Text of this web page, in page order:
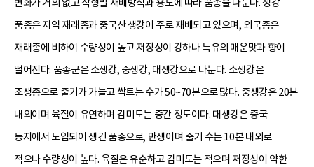
변화가 거의 없고 작형별 재배방식과 용도에 따라 품종을 나눈다. 생강
품종은 지역 재래종과 중국산 생강이 주로 재배되고 있으며, 외국종은
재래종에 비하여 수량성이 높고 저장성이 강하나 특유의 매운맛과 향이
떨어진다. 품종군은 소생강, 중생강, 대생강으로 나눈다. 소생강은
조생종으로 줄기가 가늘고 싹트는 수가 50~70본으로 많다. 중생강은 20본
내외이며 육질이 유연하며 감미도는 중간 정도이다. 대생강은 중국
등지에서 도입되어 생긴 품종으로, 만생이며 줄기 수는 10본 내외로
적으나 수량성이 높다. 육질은 유순하고 감미도는 적으며 저장성이 약한